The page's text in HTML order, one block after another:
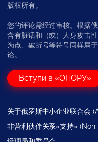
版权所有。
您的评论需经过审核。根据
含有脏话和（或）人身攻击
为点、破折号等符号同样属
论。
Вступи в «ОПОРУ»
关于俄罗斯中小企业联合会
非营利伙伴关系«支持»